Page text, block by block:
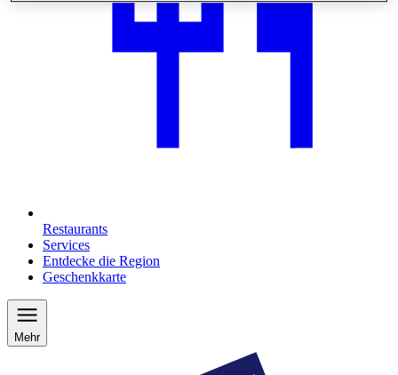
Restaurants
Services
Entdecke die Region
Geschenkkarte
Mehr